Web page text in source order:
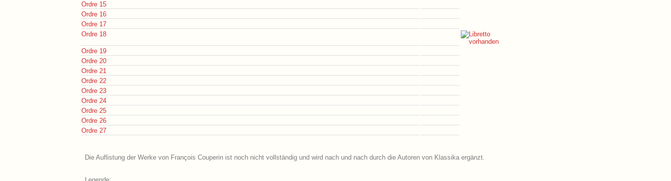
Ordre 15
Ordre 16
Ordre 17
Ordre 18
Ordre 19
Ordre 20
Ordre 21
Ordre 22
Ordre 23
Ordre 24
Ordre 25
Ordre 26
Ordre 27
Die Auflistung der Werke von François Couperin ist noch nicht vollständig und wird nach und nach durch die Autoren von Klassika ergänzt.